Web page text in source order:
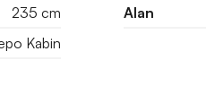
235 cm Alan
Kabin